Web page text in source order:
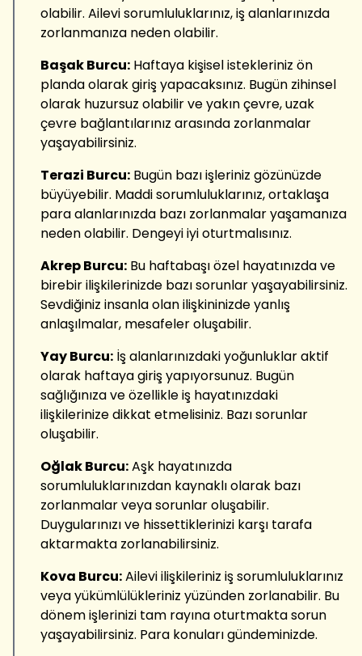
olabilir. Ailevi sorumluluklarınız, iş alanlarınızda
zorlanmanıza neden olabilir.
Başak Burcu: Haftaya kişisel istekleriniz ön
planda olarak giriş yapacaksınız. Bugün zihinsel
olarak huzursuz olabilir ve yakın çevre, uzak
çevre bağlantılarınız arasında zorlanmalar
yaşayabilirsiniz.
Terazi Burcu: Bugün bazı işleriniz gözünüzde
büyüyebilir. Maddi sorumluluklarınız, ortaklaşa
para alanlarınızda bazı zorlanmalar yaşamanıza
neden olabilir. Dengeyi iyi oturtmalısınız.
Akrep Burcu: Bu haftabaşı özel hayatınızda ve
birebir ilişkilerinizde bazı sorunlar yaşayabilirsiniz.
Sevdiğiniz insanla olan ilişkininizde yanlış
anlaşılmalar, mesafeler oluşabilir.
Yay Burcu: İş alanlarınızdaki yoğunluklar aktif
olarak haftaya giriş yapıyorsunuz. Bugün
sağlığınıza ve özellikle iş hayatınızdaki
ilişkilerinize dikkat etmelisiniz. Bazı sorunlar
oluşabilir.
Oğlak Burcu:Aşk hayatınızda
sorumluluklarınızdan kaynaklı olarak bazı
zorlanmalar veya sorunlar oluşabilir.
Duygularınızı ve hissettiklerinizi karşı tarafa
aktarmakta zorlanabilirsiniz.
Kova Burcu:Ailevi ilişkileriniz iş sorumluluklarınız
veya yükümlülükleriniz yüzünden zorlanabilir. Bu
dönem işlerinizi tam rayına oturtmakta sorun
yaşayabilirsiniz. Para konuları gündeminizde.